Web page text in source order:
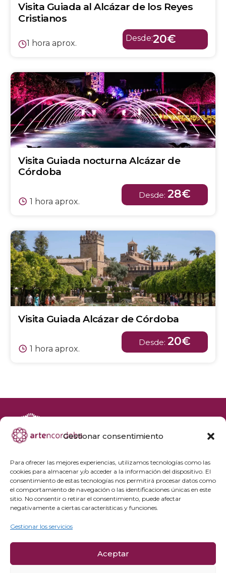
Gestionar consentimiento
Para ofrecer las mejores experiencias, utilizamos tecnologías como las
cookies para almacenar y/o acceder a la información del dispositivo. El
consentimiento de estas tecnologías nos permitirá procesar datos como
el comportamiento de navegación o las identificaciones únicas en este
sitio. No consentir o retirar el consentimiento, puede afectar
negativamente a ciertas características y funciones.
Gestionar los servicios
Aceptar
Visita Guiada al Alcázar de los Reyes
Cristianos
1 hora aprox.
Desde:20€
Visita Guiada nocturna Alcázar de
Córdoba
1 hora aprox.
Desde: 28€
Visita Guiada Alcázar de Córdoba
1 hora aprox.
Desde: 20€
Agenda cultural
Preguntas frecuentes
Grupos privados
Política de privacidad
Política de cookies